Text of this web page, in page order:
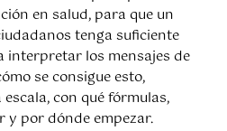
en salud, para que un
tenga suficiente
los mensajes de
se consigue esto,
con qué fórmulas,
y por dónde empezar.